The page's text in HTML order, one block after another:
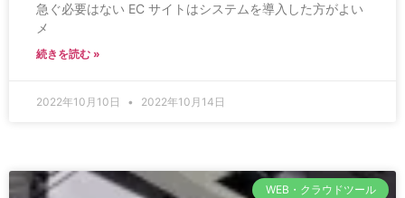
急ぐ必要はない EC サイトはシステムを導入した方がよい
メ
続きを読む »
2022年10月10日 2022年10月14日
WEB・クラウドツール